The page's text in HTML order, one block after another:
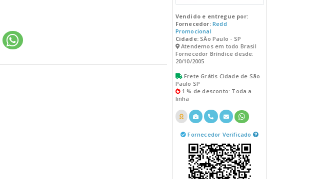
Vendido e entregue por:
Fornecedor: Redd
Promocional
Cidade:SÃo Paulo - SP
Atendemos em todo Brasil
Fornecedor Bríndice desde:
20/10/2005
Frete Grátis Cidade de São
Paulo SP
1 % de desconto: Toda a
linha
Fornecedor Verificado